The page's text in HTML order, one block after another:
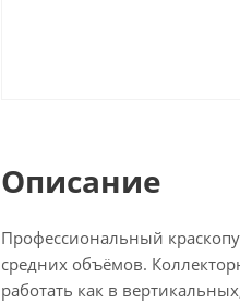
Описание
Профессиональный
средних объёмов.
работать как в